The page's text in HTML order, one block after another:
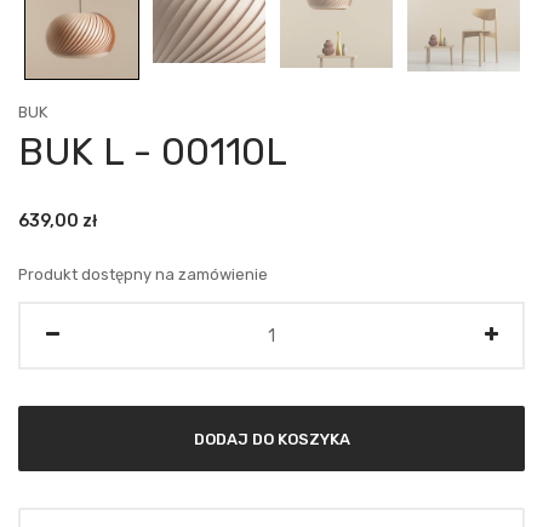
BUK
BUK L - 00110L
639,00 zł
Produkt dostępny na zamówienie
DODAJ DO KOSZYKA